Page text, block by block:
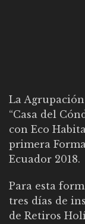
La
“Casa del
con Eco
primera
Ecuador 2018.
Para esta
tres días de
de Retiros